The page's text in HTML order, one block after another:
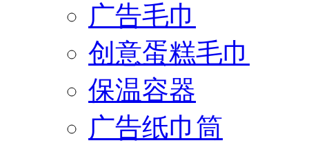
广告毛巾
创意蛋糕毛巾
保温容器
广告纸巾筒